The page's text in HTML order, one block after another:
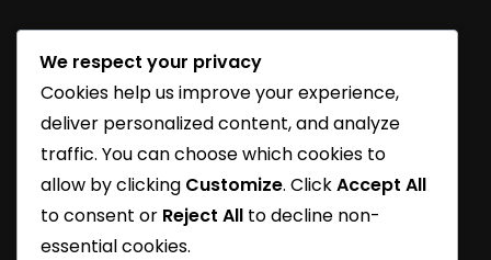
SoliDEO Open House 2027/2028 | BSD
SoliDEO High School Raih Kelulusan 100% untuk
Angkatan 2026
SoliDEO School Turns 31
Learning Journey
We respect your privacy
Cookies help us improve your experience,
deliver personalized content, and analyze
traffic. You can choose which cookies to
allow by clicking Customize. ClickAccept All
to consent or Reject All to decline non-
essential cookies.